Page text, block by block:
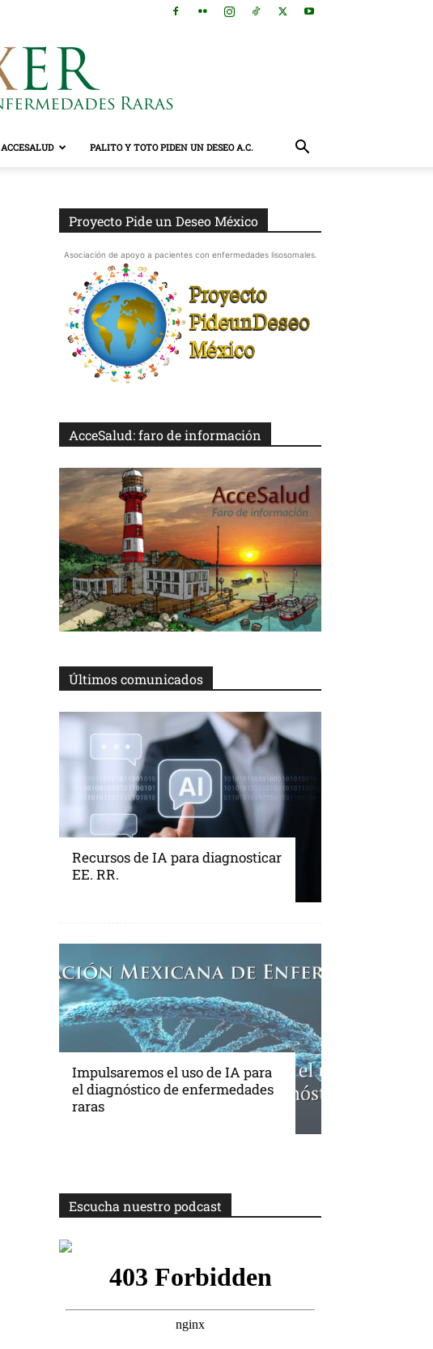
ACCESALUD PALITO Y TOTO PIDEN UN DESEO A.C.
Proyecto Pide un Deseo México
Asociación de apoyo a pacientes con enfermedades lisosomales.
AcceSalud: faro de información
Últimos comunicados
Recursos de IA para diagnosticar
EE. RR.
Impulsaremos el uso de IA para
el diagnóstico de enfermedades
raras
Escucha nuestro podcast